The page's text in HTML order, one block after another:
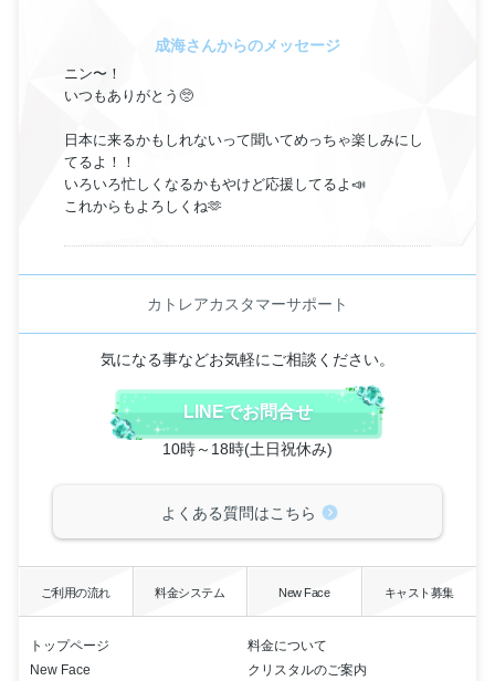
成海さんからのメッセージ
ニン〜！
いつもありがとう🥺
日本に来るかもしれないって聞いてめっちゃ楽しみにし
てるよ！！
いろいろ忙しくなるかもやけど応援してるよ📣
これからもよろしくね🫶
カトレアカスタマーサポート
気になる事などお気軽にご相談ください。
LINEでお問合せ
10時～18時(土日祝休み)
よくある質問はこちら
ご利用の流れ 料金システム New Face キャスト募集
トップページ
New Face
料金について
クリスタルのご案内